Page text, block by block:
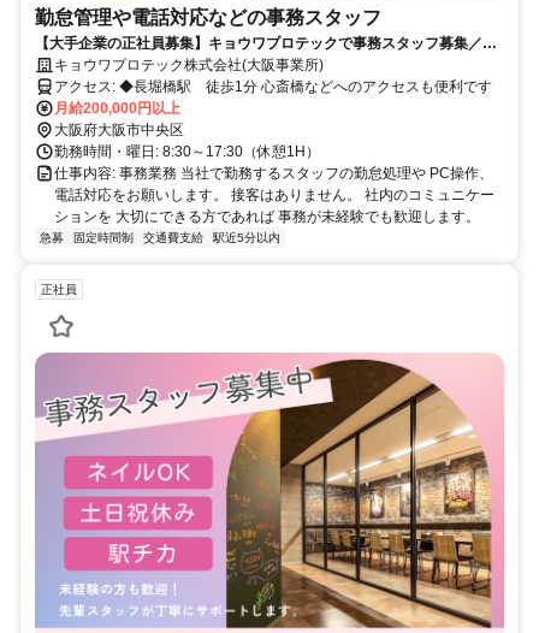
勤怠管理や電話対応などの事務スタッフ
【大手企業の正社員募集】キョウワプロテックで事務スタッフ募集／未
経験からキャリアアップが叶う／駅と1分で通勤も快適
キョウワプロテック株式会社(大阪事業所)
アクセス: ◆長堀橋駅 徒歩1分 心斎橋などへのアクセスも便利です
月給200,000円以上
大阪府大阪市中央区
勤務時間・曜日: 8:30～17:30（休憩1H）
仕事内容: 事務業務 当社で勤務するスタッフの勤怠処理や PC操作、
電話対応をお願いします。 接客はありません。 社内のコミュニケー
ションを 大切にできる方であれば 事務が未経験でも歓迎します。
急募 固定時間制 交通費支給 駅近5分以内
正社員